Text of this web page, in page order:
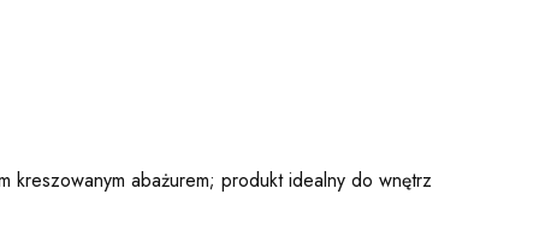
kreszowanym abażurem; produkt idealny do wnętrz